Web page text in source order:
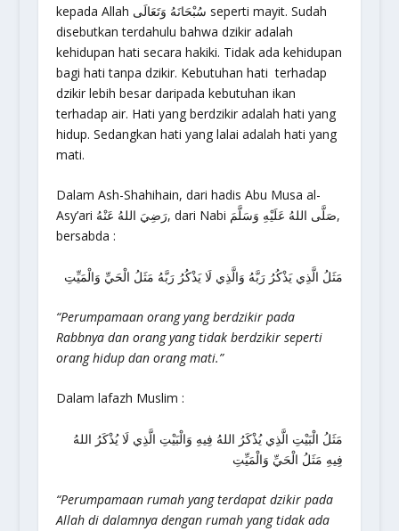
kepada Allah سُبْحَانَهُ وَتَعَالَى seperti mayit. Sudah
disebutkan terdahulu bahwa dzikir adalah
kehidupan hati secara hakiki. Tidak ada kehidupan
bagi hati tanpa dzikir. Kebutuhan hati terhadap
dzikir lebih besar daripada kebutuhan ikan
terhadap air. Hati yang berdzikir adalah hati yang
hidup. Sedangkan hati yang lalai adalah hati yang
mati.
Dalam Ash-Shahihain, dari hadis Abu Musa al-
Asy’ari رَضِيَ اللهُ عَنْهُ, dari Nabi صَلَّى اللهُ عَلَيْهِ وَسَلَّمَ,
bersabda :
مَثَلُ الَّذِي يَذْكُرُ رَبَّهُ وَالَّذِي لَا يَذْكُرُ رَبَّهُ مَثَلُ الْحَيِّ وَالْمَيِّتِ
“Perumpamaan orang yang berdzikir pada
Rabbnya dan orang yang tidak berdzikir seperti
orang hidup dan orang mati.”
Dalam lafazh Muslim :
مَثَلُ الْبَيْتِ الَّذِي يُذْكَرُ اللهُ فِيهِ وَالْبَيْتِ الَّذِي لَا يُذْكَرُ اللهُ
فِيهِ مَثَلُ الْحَيِّ وَالْمَيِّتِ
“Perumpamaan rumah yang terdapat dzikir pada
Allah di dalamnya dengan rumah yang tidak ada